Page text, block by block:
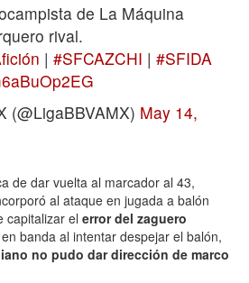
de La Máquina
rival.
| #SFCAZCHI | #SFIDA
(@LigaBBVAMX) May 14,
de dar vuelta al marcador al 43,
al ataque en jugada a balón
capitalizar el error del zaguero
banda al intentar despejar el balón,
no pudo dar dirección de marco